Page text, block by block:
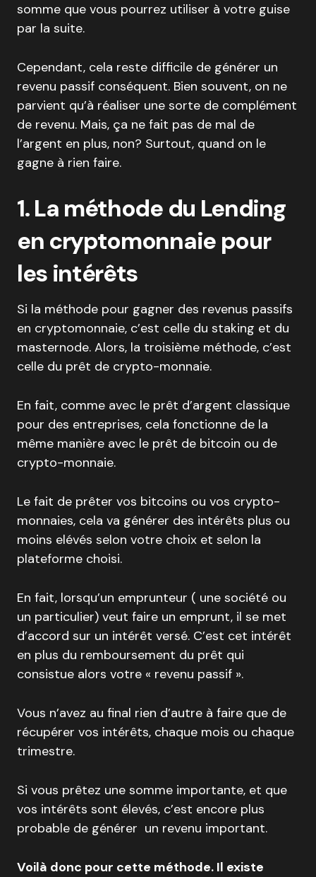
somme que vous pourrez utiliser à votre guise
par la suite.
Cependant, cela reste difficile de générer un
revenu passif conséquent. Bien souvent, on ne
parvient qu’à réaliser une sorte de complément
de revenu. Mais, ça ne fait pas de mal de
l’argent en plus, non? Surtout, quand on le
gagne à rien faire.
1. La méthode du Lending
en cryptomonnaie pour
les intérêts
Si la méthode pour gagner des revenus passifs
en cryptomonnaie, c’est celle du staking et du
masternode. Alors, la troisième méthode, c’est
celle du prêt de crypto-monnaie.
En fait, comme avec le prêt d’argent classique
pour des entreprises, cela fonctionne de la
même manière avec le prêt de bitcoin ou de
crypto-monnaie.
Le fait de prêter vos bitcoins ou vos crypto-
monnaies, cela va générer des intérêts plus ou
moins elévés selon votre choix et selon la
plateforme choisi.
En fait, lorsqu’un emprunteur ( une société ou
un particulier) veut faire un emprunt, il se met
d’accord sur un intérêt versé. C’est cet intérêt
en plus du remboursement du prêt qui
consistue alors votre « revenu passif ».
Vous n’avez au final rien d’autre à faire que de
récupérer vos intérêts, chaque mois ou chaque
trimestre.
Si vous prêtez une somme importante, et que
vos intérêts sont élevés, c’est encore plus
probable de générer un revenu important.
Voilà donc pour cette méthode. Il existe